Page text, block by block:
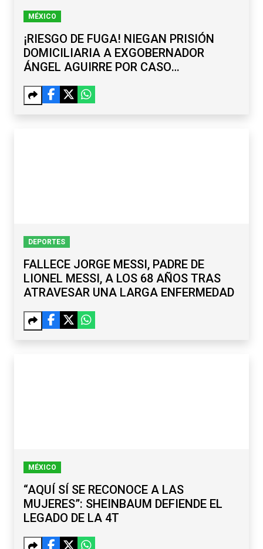
MÉXICO
¡RIESGO DE FUGA! NIEGAN PRISIÓN
DOMICILIARIA A EXGOBERNADOR
ÁNGEL AGUIRRE POR CASO
DEPORTES
FALLECE JORGE MESSI, PADRE DE
LIONEL MESSI, A LOS 68 AÑOS TRAS
ATRAVESAR UNA LARGA ENFERMEDAD
MÉXICO
“AQUÍ SÍ SE RECONOCE A LAS
MUJERES”: SHEINBAUM DEFIENDE EL
LEGADO DE LA 4T